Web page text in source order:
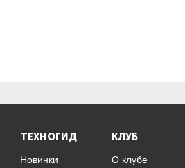
ТЕХНОГИД
Новинки
КЛУБ
О клубе